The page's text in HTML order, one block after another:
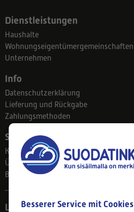
Dienstleistungen
Haushalte
Wohnungseigentümergemeinschaften
Unternehmen
Info
Datenschutzerklärung
Lieferung und Rückgabe
Zahlungsmethoden
Suodatinkeskus
Kontakt
Über uns
Blog
Ladengeschäft
Besserer Service mit Cookies